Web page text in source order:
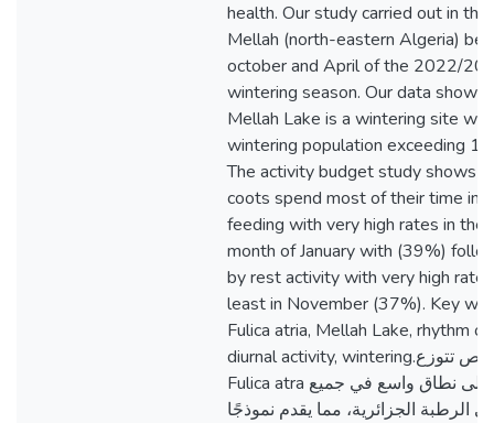
health. Our study carried out in the
Mellah (north-eastern Algeria)
october and April of the 2022/
wintering season. Our data show
Mellah Lake is a wintering site
wintering population exceeding
The activity budget study shows
coots spend most of their time in
feeding with very high rates in the
month of January with (39%)
by rest activity with very high
least in November (37%). Key
Fulica atria, Mellah Lake, rhythm of
diurnal activity, wintering.الملخص تتوزع
Fulica atra على نطاق واسع في جميع
الرطبة الجزائرية، مما يقدم نموذجًا